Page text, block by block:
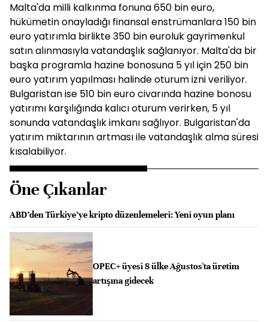
Malta'da milli kalkınma fonuna 650 bin euro,
hükümetin onayladığı finansal enstrümanlara 150 bin
euro yatırımla birlikte 350 bin euroluk gayrimenkul
satın alınmasıyla vatandaşlık sağlanıyor. Malta'da bir
başka programla hazine bonosuna 5 yıl için 250 bin
euro yatırım yapılması halinde oturum izni veriliyor.
Bulgaristan ise 510 bin euro civarında hazine bonosu
yatırımı karşılığında kalıcı oturum verirken, 5 yıl
sonunda vatandaşlık imkanı sağlıyor. Bulgaristan'da
yatırım miktarının artması ile vatandaşlık alma süresi
kısalabiliyor.
Öne Çıkanlar
ABD’den Türkiye’ye kripto düzenlemeleri: Yeni oyun planı
OPEC+ üyesi 8 ülke Ağustos'ta üretim
artışına gidecek